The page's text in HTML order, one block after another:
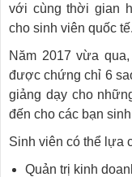
với cùng thời gian
cho sinh viên quốc tế.
Năm 2017 vừa
được chứng chỉ 6
giảng dạy cho
đến cho các bạn
Sinh viên có thể lựa
Quản trị kinh